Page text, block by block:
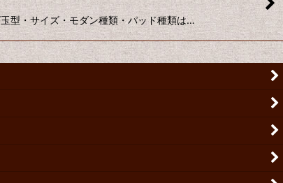
・サイズ・モダン種類・パッド種類は…